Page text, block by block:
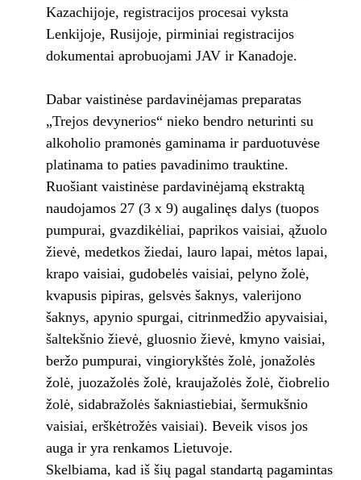
Kazachijoje, registracijos procesai vyksta
Lenkijoje, Rusijoje, pirminiai registracijos
dokumentai aprobuojami JAV ir Kanadoje.
Dabar vaistinėse pardavinėjamas preparatas
„Trejos devynerios“ nieko bendro neturinti su
alkoholio pramonės gaminama ir parduotuvėse
platinama to paties pavadinimo trauktine.
Ruošiant vaistinėse pardavinėjamą ekstraktą
naudojamos 27 (3 x 9) augalinęs dalys (tuopos
pumpurai, gvazdikėliai, paprikos vaisiai, ąžuolo
žievė, medetkos žiedai, lauro lapai, mėtos lapai,
krapo vaisiai, gudobelės vaisiai, pelyno žolė,
kvapusis pipiras, gelsvės šaknys, valerijono
šaknys, apynio spurgai, citrinmedžio apyvaisiai,
šaltekšnio žievė, gluosnio žievė, kmyno vaisiai,
beržo pumpurai, vingiorykštės žolė, jonažolės
žolė, juozažolės žolė, kraujažolės žolė, čiobrelio
žolė, sidabražolės šakniastiebiai, šermukšnio
vaisiai, erškėtrožės vaisiai). Beveik visos jos
auga ir yra renkamos Lietuvoje.
Skelbiama, kad iš šių pagal standartą pagamintas